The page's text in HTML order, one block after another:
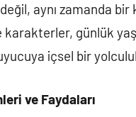
aynı zamanda
karakterler, günlük
içsel bir
ve Faydaları